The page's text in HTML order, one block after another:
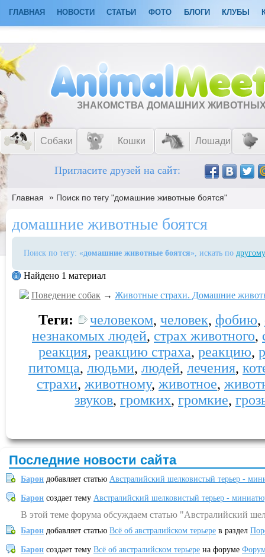
ГЛАВНАЯ НОВОСТИ СТАТЬИ ФОТО БЛОГИ КЛУБЫ
ЗНАКОМСТВА ДОМАШНИХ
Собаки Кошки Лошади
Пригласите друзей на сайт:
Главная » Поиск по тегу "домашние животные боятся"
домашние животные боятся
Поиск по тегу: «домашние животные боятся», искать по
Найдено 1 материал
Поведение собак → Животные страхи. Домашние
Теги: человеком, человек, фобию,
незнакомых людей, страх животного,
реакция, реакцию страха, реакцию,
питомца, людьми, людей, лечения,
страхи, животному, животное,
звуков, громких, громкие,
Последние новости сайта
Барон добавляет статью Австралийский шелковистый терьер -
Барон создает тему Австралийский шелковистый терьер -
В этой теме форума обсуждаем статью "Австралийский
Барон добавляет статью Всё об австралийском терьере в раздел
Барон создает тему Всё об австралийском терьере на форуме